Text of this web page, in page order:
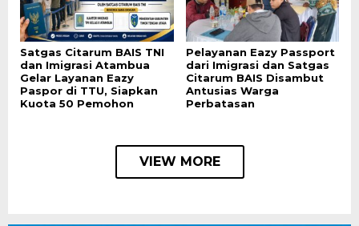
Satgas Citarum BAIS TNI
dan Imigrasi Atambua
Gelar Layanan Eazy
Paspor di TTU, Siapkan
Kuota 50 Pemohon
Pelayanan Eazy Passport
dari Imigrasi dan Satgas
Citarum BAIS Disambut
Antusias Warga
Perbatasan
VIEW MORE